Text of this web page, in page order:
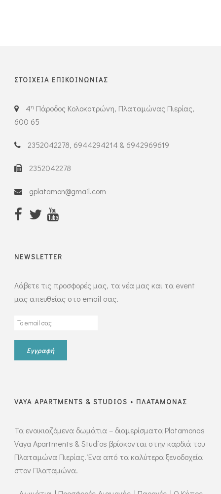
ΣΤΟΙΧΕΙΑ ΕΠΙΚΟΙΝΩΝΙΑΣ
4η Πάροδος Κολοκοτρώνη, Πλαταμώνας Πιερίας,
600 65
2352042278, 6944294214 & 6942969619
2352042278
gplatamon@gmail.com
NEWSLETTER
Λάβετε τις προσφορές μας, τα νέα μας και τα event
μας απευθείας στο email σας.
VAYA APARTMENTS & STUDIOS • ΠΛΑΤΑΜΩΝΑΣ
Τα ενοικιαζόμενα δωμάτια – διαμερίσματα Platamonas
Vaya Apartments & Studios βρίσκονται στην καρδιά του
Πλαταμώνα Πιερίας. Ένα από τα καλύτερα ξενοδοχεία
στον Πλαταμώνα.